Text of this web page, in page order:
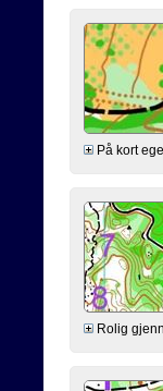
På kort
Rolig